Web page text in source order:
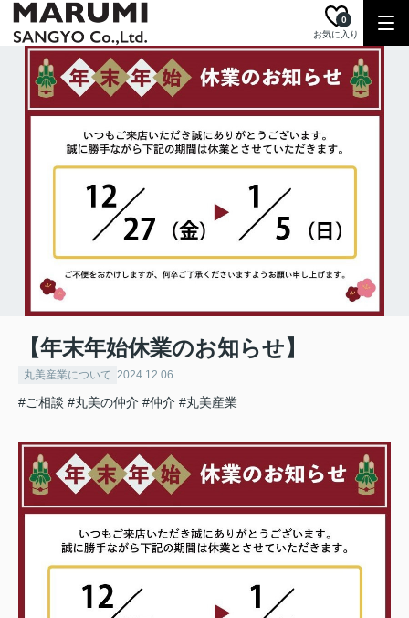
お気に入り
0
【年末年始休業のお知らせ】
丸美産業について 2024.12.06
#ご相談 #丸美の仲介 #仲介 #丸美産業